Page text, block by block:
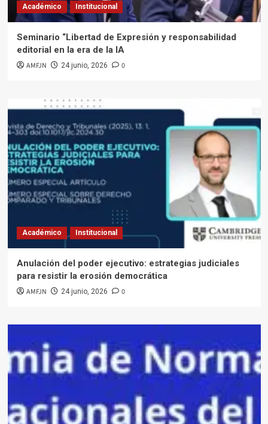
Académico Institucional
Seminario “Libertad de Expresión y responsabilidad
editorial en la era de la IA
AMFJN 24 junio, 2026 0
Académico Institucional
Anulación del poder ejecutivo: estrategias judiciales
para resistir la erosión democrática
AMFJN 24 junio, 2026 0